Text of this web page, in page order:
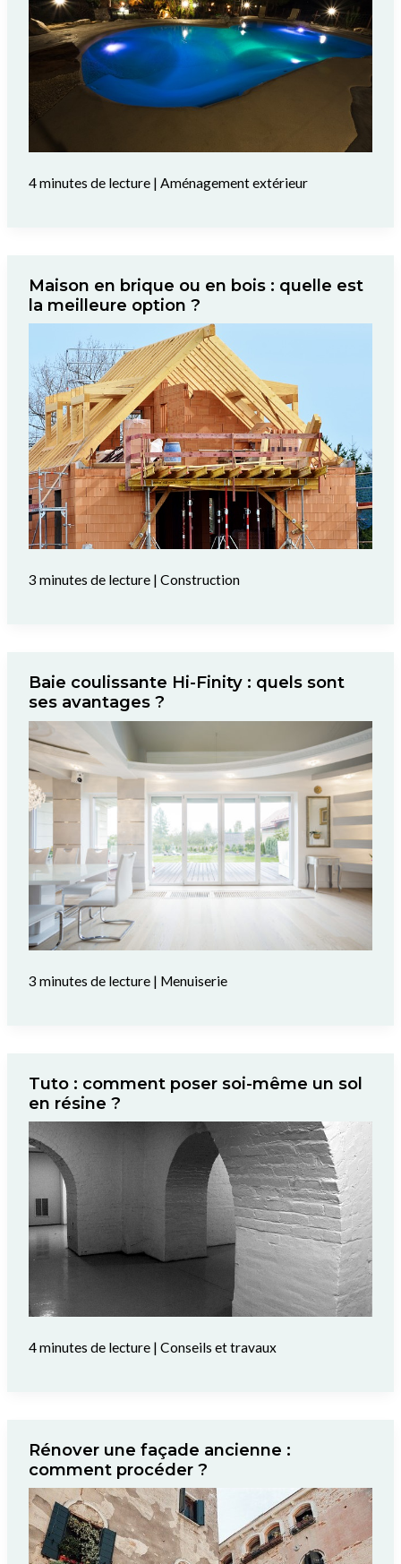
4 minutes de lecture| Aménagement extérieur
Maison en brique ou en bois : quelle est
la meilleure option ?
3 minutes de lecture| Construction
Baie coulissante Hi-Finity : quels sont
ses avantages ?
3 minutes de lecture| Menuiserie
Tuto : comment poser soi-même un sol
en résine ?
4 minutes de lecture| Conseils et travaux
Rénover une façade ancienne :
comment procéder ?